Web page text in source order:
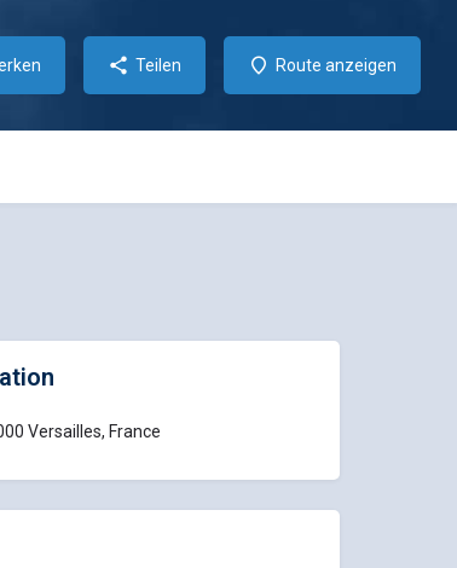
Teilen Route anzeigen
Versailles, France